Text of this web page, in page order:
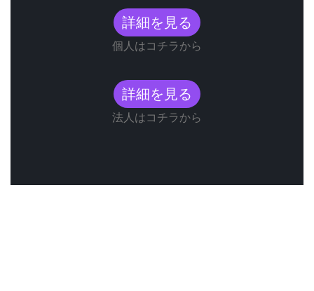
詳細を見る
個人はコチラから
詳細を見る
法人はコチラから